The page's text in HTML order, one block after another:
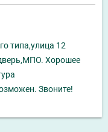
типа,улица 12
Хорошее
Звоните!